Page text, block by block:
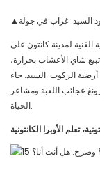
السيد. غراب في جولة
الغنية لمدينة كانتون على
شاي الأعشاب بحرارة،
الركوب. السيد. جاء
عجائب اللعبة ومشاعر
الحياة.
تعلم الأوبرا الكانتونية